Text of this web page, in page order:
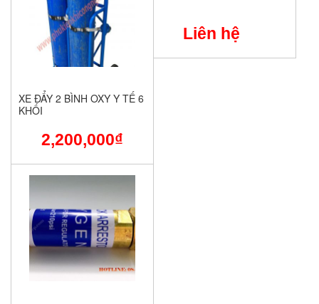
XE ĐẨY 2 BÌNH OXY Y TẾ 6
KHỐI
2,200,000₫
Liên hệ